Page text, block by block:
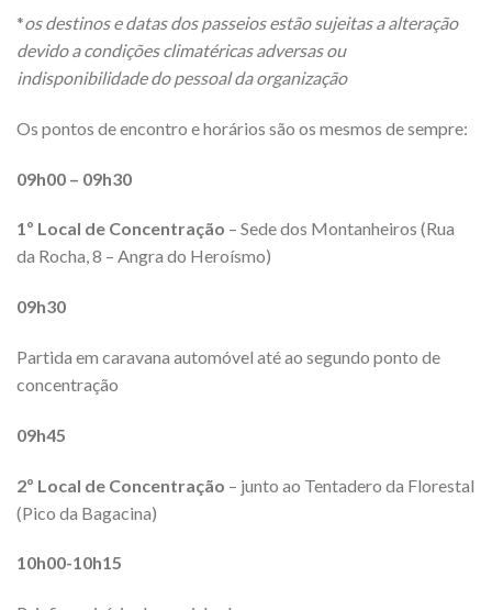
*os destinos e datas dos passeios estão sujeitas a alteração
devido a condições climatéricas adversas ou
indisponibilidade do pessoal da organização
Os pontos de encontro e horários são os mesmos de sempre:
09h00 – 09h30
1º Local de Concentração – Sede dos Montanheiros (Rua
da Rocha, 8 – Angra do Heroísmo)
09h30
Partida em caravana automóvel até ao segundo ponto de
concentração
09h45
2º Local de Concentração – junto ao Tentadero da Florestal
(Pico da Bagacina)
10h00-10h15